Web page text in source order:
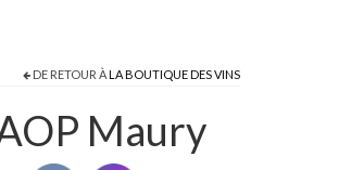
DE RETOUR ÀLA BOUTIQUE DES VINS
Maury